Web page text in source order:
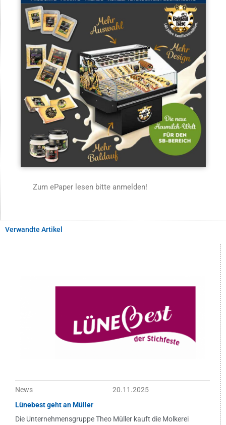
Zum ePaper lesen bitte anmelden!
Verwandte Artikel
News
20.11.2025
Lünebest geht an Müller
Die Unternehmensgruppe Theo Müller kauft die Molkerei